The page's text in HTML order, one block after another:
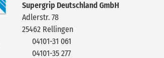
Supergrip Deutschland GmbH
Adlerstr. 78
25462 Rellingen
04101-31 061
04101-35 277